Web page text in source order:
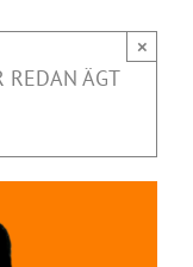
REDAN ÄGT
×